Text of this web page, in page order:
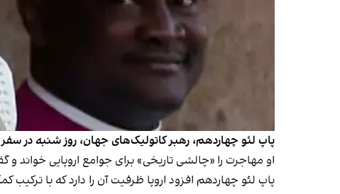
پاپ لئو چهاردهم، رهبر کاتولیک‌های جهان، روز شنبه در
او مهاجرت را «چالشی تاریخی» برای جوامع اروپایی خواند
پاپ لئو چهاردهم افزود اروپا ظرفیت آن را دارد که با